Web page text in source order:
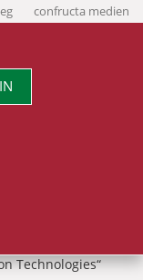
confructa medien
Technologies“